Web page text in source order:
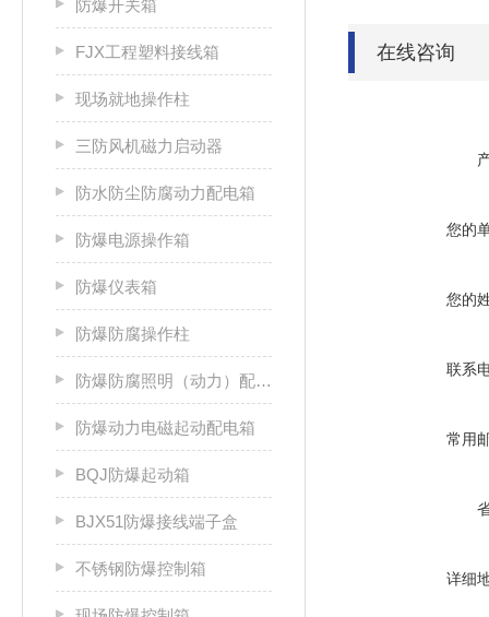
防爆开关箱
FJX工程塑料接线箱
现场就地操作柱
三防风机磁力启动器
防水防尘防腐动力配电箱
防爆电源操作箱
防爆仪表箱
防爆防腐操作柱
防爆防腐照明（动力）配电箱
防爆动力电磁起动配电箱
BQJ防爆起动箱
BJX51防爆接线端子盒
不锈钢防爆控制箱
在线咨询
您的
您的
联系
常用
详细